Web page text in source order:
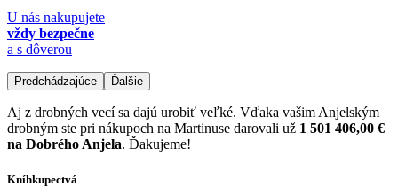
U nás nakupujete
vždy bezpečne
a s dôverou
Predchádzajúce Ďalšie
Aj z drobných vecí sa dajú urobiť veľké. Vďaka vašim Anjelským
drobným ste pri nákupoch na Martinuse darovali už 1 501 406,00 €
na Dobrého Anjela. Ďakujeme!
Kníhkupectvá